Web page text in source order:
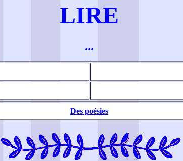
LIRE
...
Des poésies